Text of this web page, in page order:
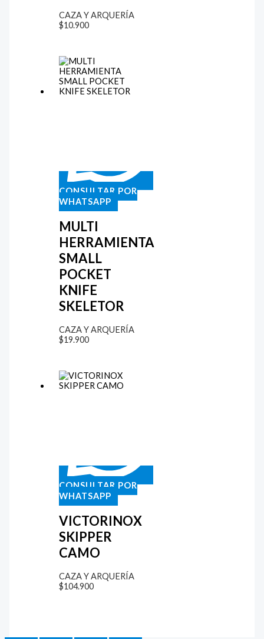
CAZA Y ARQUERÍA
$10.900
CONSULTAR POR
WHATSAPP
MULTI
HERRAMIENTA
SMALL
POCKET
KNIFE
SKELETOR
CAZA Y ARQUERÍA
$19.900
CONSULTAR POR
WHATSAPP
VICTORINOX
SKIPPER
CAMO
CAZA Y ARQUERÍA
$104.900